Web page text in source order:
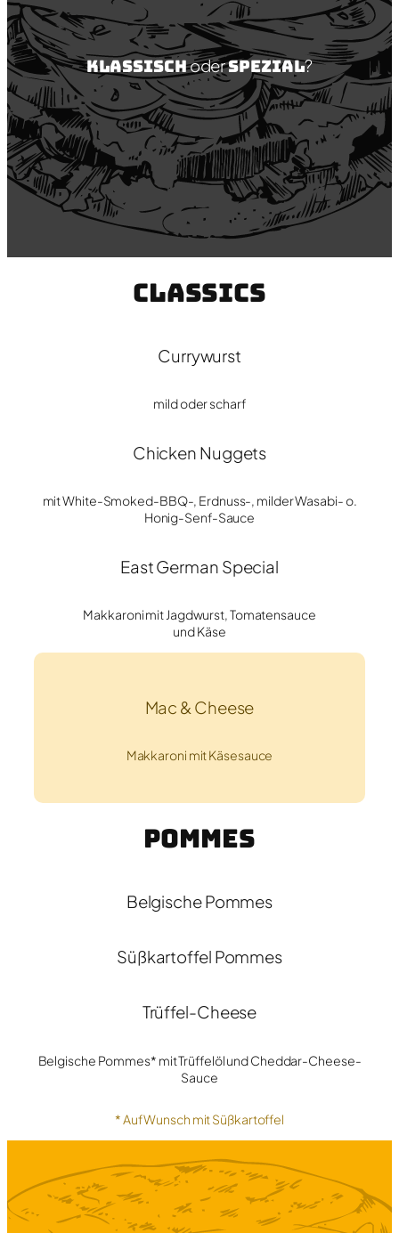
KlassischoderSpezial?
Classics
Currywurst
mild oder scharf
Chicken Nuggets
mit White-Smoked-BBQ-, Erdnuss-, milder Wasabi- o.
Honig-Senf-Sauce
East German Special
Makkaroni mit Jagdwurst, Tomatensauce
und Käse
Mac & Cheese
Makkaroni mit Käsesauce
Pommes
Belgische Pommes
Süßkartoffel Pommes
Trüffel-Cheese
Belgische Pommes* mit Trüffelöl und Cheddar-Cheese-
Sauce
* Auf Wunsch mit Süßkartoffel